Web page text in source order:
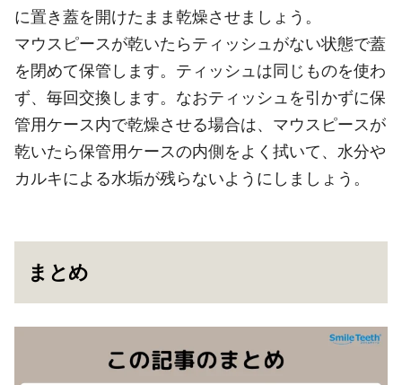
に置き蓋を開けたまま乾燥させましょう。
マウスピースが乾いたらティッシュがない状態で蓋
を閉めて保管します。ティッシュは同じものを使わ
ず、毎回交換します。なおティッシュを引かずに保
管用ケース内で乾燥させる場合は、マウスピースが
乾いたら保管用ケースの内側をよく拭いて、水分や
カルキによる水垢が残らないようにしましょう。
まとめ